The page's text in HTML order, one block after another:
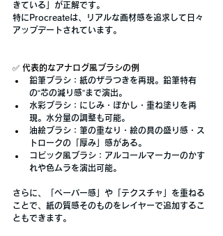
きている」 が正解です。
特にProcreateは、リアルな画材感を追求して日々
アップデートされています。
✅ 代表的なアナログ風ブラシの例
鉛筆ブラシ ：紙のザラつきを再現。鉛筆特有
の“芯の減り感”まで演出。
水彩ブラシ ：にじみ・ぼかし・重ね塗りを再
現。水分量の調整も可能。
油絵ブラシ ：筆の重なり・絵の具の盛り感・ス
トロークの「厚み」感がある。
コピック風ブラシ ：アルコールマーカーのかす
れや色ムラを演出可能。
さらに、
「ペーパー感」や「テクスチャ」を重ねる
ことで、紙の質感そのものをレイヤーで追加するこ
ともできます。